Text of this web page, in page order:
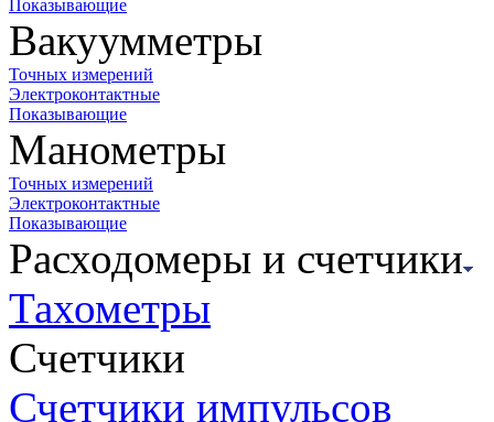
Показывающие
Вакуумметры
Точных измерений
Электроконтактные
Показывающие
Манометры
Точных измерений
Электроконтактные
Показывающие
Расходомеры и счетчики
Тахометры
Счетчики
Счетчики импульсов